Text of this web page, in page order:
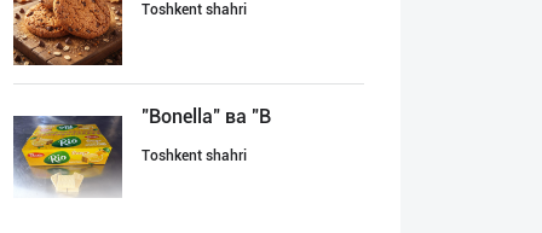
Toshkent shahri
"Bonella" ва "B
Toshkent shahri